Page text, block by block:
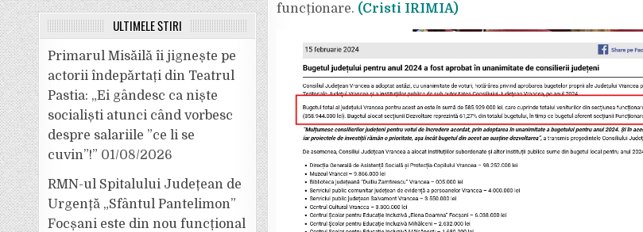
funcționare. (Cristi IRIMIA)
ULTIMELE ȘTIRI
Primarul Misăilă îi jignește pe
actorii îndepărtați din Teatrul
Pastia: „Ei gândesc ca niște
socialiști atunci când vorbesc
despre salariile ”ce li se
cuvin”!” 01/08/2026
RMN-ul Spitalului Județean de
Urgență „Sfântul Pantelimon”
Focșani este din nou funcțional